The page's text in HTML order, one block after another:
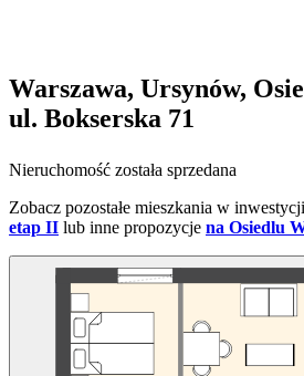
Warszawa, Ursynów,
ul. Bokserska 71
Nieruchomość została sprzedana
Zobacz pozostałe mieszkania w inwestycji
etap II lub inne propozycje na Osiedlu